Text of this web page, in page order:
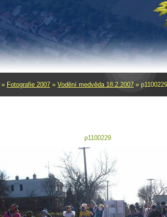
» Fotografie 2007 » Vodění­ medvěda 18.2.2007 » p1100229
p1100229